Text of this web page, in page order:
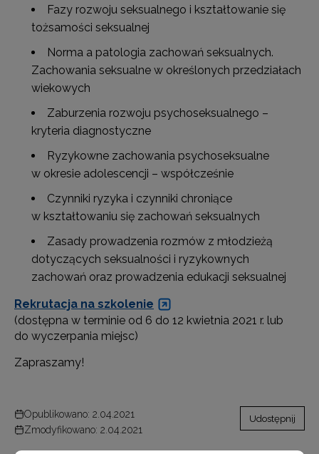
Fazy rozwoju seksualnego i kształtowanie się
tożsamości seksualnej
Norma a patologia zachowań seksualnych.
Zachowania seksualne w określonych przedziałach
wiekowych
Zaburzenia rozwoju psychoseksualnego –
kryteria diagnostyczne
Ryzykowne zachowania psychoseksualne
w okresie adolescencji – współcześnie
Czynniki ryzyka i czynniki chroniące
w kształtowaniu się zachowań seksualnych
Zasady prowadzenia rozmów z młodzieżą
dotyczących seksualności i ryzykownych
zachowań oraz prowadzenia edukacji seksualnej
Rekrutacja na szkolenie
(dostępna w terminie od 6 do 12 kwietnia 2021 r. lub
do wyczerpania miejsc)
Zapraszamy!
Opublikowano: 2.04.2021
Zmodyfikowano: 2.04.2021
Udostępnij